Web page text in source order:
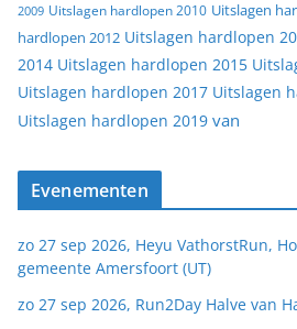
2009 Uitslagen hardlopen 2010 Uitslagen
hardlopen 2012 Uitslagen hardlopen
2014 Uitslagen hardlopen 2015
Uitslagen hardlopen 2017 Uitslagen
Uitslagen hardlopen 2019 van
Evenementen
zo 27 sep 2026, Heyu VathorstRun,
gemeente Amersfoort (UT)
zo 27 sep 2026, Run2Day Halve van